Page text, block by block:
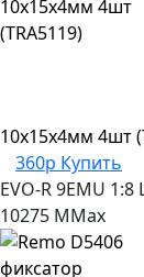
10x15x4мм 4шт
360р Купить
EVO-R9EMU 1:8
10275 MMax